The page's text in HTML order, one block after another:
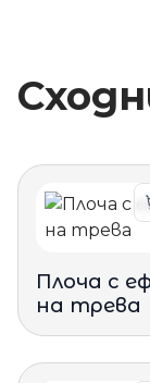
Плоча с
на трева